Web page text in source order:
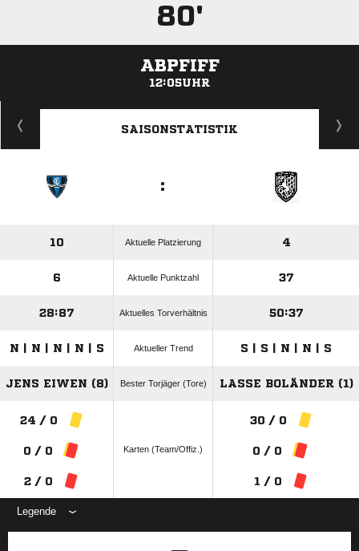
80'
ABPFIFF
12:05UHR
ANZEIGE
SAISONSTATISTIK
:
10 Aktuelle Platzierung 4
6 Aktuelle Punktzahl 37
28:87 Aktuelles Torverhältnis 50:37
N | N | N | N | S Aktueller Trend S | S | N | N | S
JENS EIWEN (8) Bester Torjäger (Tore) LASSE BOLÄNDER (1)
24 / 0
0 / 0
2 / 0
Karten (Team/Offiz.)
30 / 0
0 / 0
1 / 0
Legende
ANZEIGE